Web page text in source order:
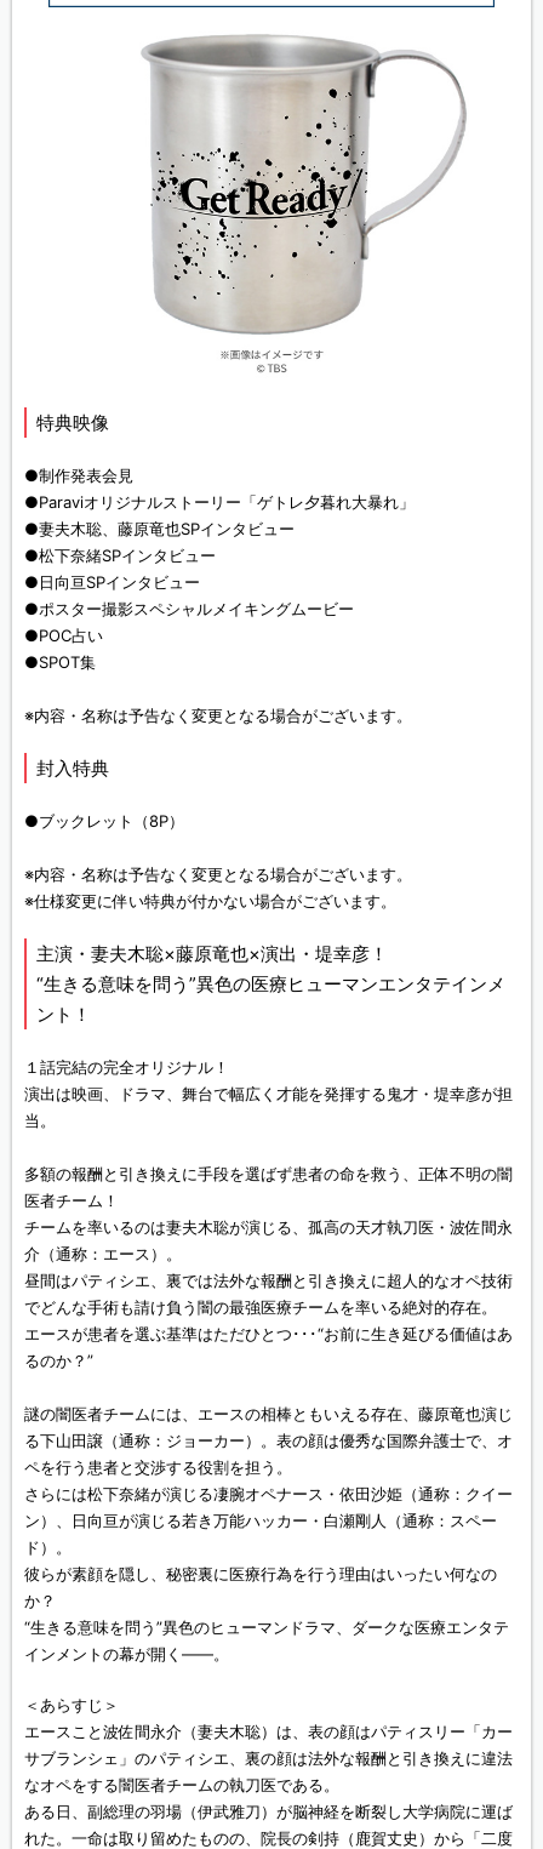
特典映像
●制作発表会見
●Paraviオリジナルストーリー「ゲトレ夕暮れ大暴れ」
●妻夫木聡、藤原竜也SPインタビュー
●松下奈緒SPインタビュー
●日向亘SPインタビュー
●ポスター撮影スペシャルメイキングムービー
●POC占い
●SPOT集
※内容・名称は予告なく変更となる場合がございます。
封入特典
●ブックレット（8P）
※内容・名称は予告なく変更となる場合がございます。
※仕様変更に伴い特典が付かない場合がございます。
主演・妻夫木聡×藤原竜也×演出・堤幸彦！
“生きる意味を問う”異色の医療ヒューマンエンタテインメ
ント！
１話完結の完全オリジナル！
演出は映画、ドラマ、舞台で幅広く才能を発揮する鬼才・堤幸彦が担
当。
多額の報酬と引き換えに手段を選ばず患者の命を救う、正体不明の闇
医者チーム！
チームを率いるのは妻夫木聡が演じる、孤高の天才執刀医・波佐間永
介（通称：エース）。
昼間はパティシエ、裏では法外な報酬と引き換えに超人的なオペ技術
でどんな手術も請け負う闇の最強医療チームを率いる絶対的存在。
エースが患者を選ぶ基準はただひとつ･･･“お前に生き延びる価値はあ
るのか？”
謎の闇医者チームには、エースの相棒ともいえる存在、藤原竜也演じ
る下山田譲（通称：ジョーカー）。表の顔は優秀な国際弁護士で、オ
ペを行う患者と交渉する役割を担う。
さらには松下奈緒が演じる凄腕オペナース・依田沙姫（通称：クイー
ン）、日向亘が演じる若き万能ハッカー・白瀬剛人（通称：スペー
ド）。
彼らが素顔を隠し、秘密裏に医療行為を行う理由はいったい何なの
か？
“生きる意味を問う”異色のヒューマンドラマ、ダークな医療エンタテ
インメントの幕が開く――。
＜あらすじ＞
エースこと波佐間永介（妻夫木聡）は、表の顔はパティスリー「カー
サブランシェ」のパティシエ、裏の顔は法外な報酬と引き換えに違法
なオペをする闇医者チームの執刀医である。
ある日、副総理の羽場（伊武雅刀）が脳神経を断裂し大学病院に運ば
れた。一命は取り留めたものの、院長の剣持（鹿賀丈史）から「二度